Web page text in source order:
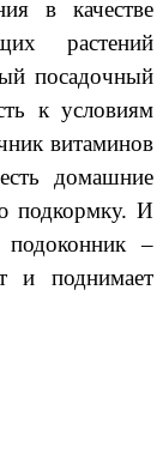
в качестве
растений
посадочный
к условиям
витаминов
домашние
подкормку. И
–
и поднимает